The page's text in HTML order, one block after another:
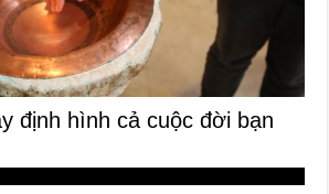
định hình cả cuộc đời bạn